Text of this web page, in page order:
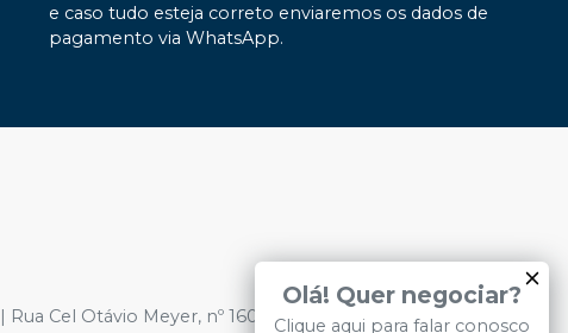
Olá! Quer negociar?
Clique aqui para falar conosco
e caso tudo esteja correto enviaremos os dados de
pagamento via WhatsApp.
| Rua Cel Otávio Meyer, nº 160, Sala 328, 3º Andar - Bairro: